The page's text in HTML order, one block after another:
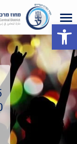
פתח סרגל נגישות